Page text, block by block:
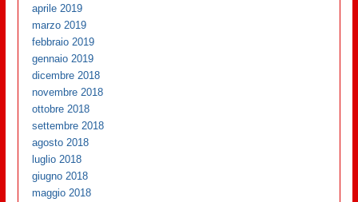
aprile 2019
marzo 2019
febbraio 2019
gennaio 2019
dicembre 2018
novembre 2018
ottobre 2018
settembre 2018
agosto 2018
luglio 2018
giugno 2018
maggio 2018